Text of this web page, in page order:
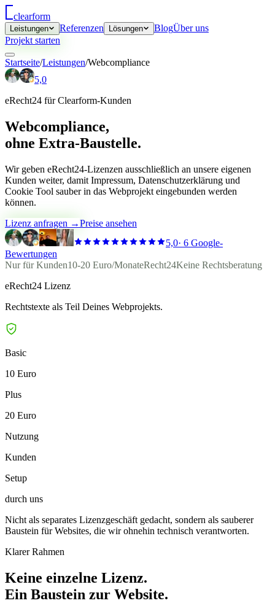
clearform
Leistungen Referenzen Lösungen BlogÜber uns
Projekt starten
Startseite/Leistungen/Webcompliance
5,0
eRecht24 für Clearform-Kunden
Web­compliance,
ohne Extra-Baustelle.
Wir geben eRecht24-Lizenzen ausschließlich an unsere eigenen
Kunden weiter, damit Impressum, Datenschutzerklärung und
Cookie Tool sauber in das Webprojekt eingebunden werden
können.
Lizenz anfragen →Preise ansehen
5,0· 6 Google-
Bewertungen
Nur für Kunden10-20 Euro/MonateRecht24Keine Rechtsberatung
eRecht24 Lizenz
Rechtstexte als Teil Deines Webprojekts.
Basic
10 Euro
Plus
20 Euro
Nutzung
Kunden
Setup
durch uns
Nicht als separates Lizenzgeschäft gedacht, sondern als sauberer
Baustein für Websites, die wir ohnehin technisch verantworten.
Klarer Rahmen
Keine einzelne Lizenz.
Ein Baustein zur Website.